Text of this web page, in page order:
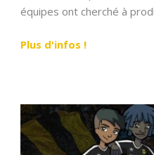
équipes ont cherché à
Plus d'infos !